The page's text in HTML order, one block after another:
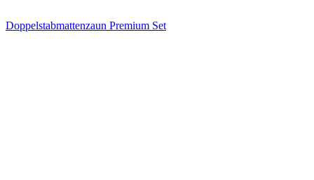
Doppelstabmattenzaun Premium Set